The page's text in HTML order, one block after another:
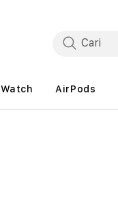
Watch AirPods